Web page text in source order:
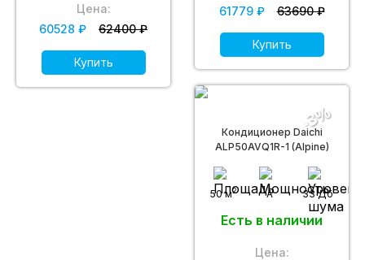
Цена:
60528 ₽
62400 ₽
Купить
61779 ₽
63690 ₽
Купить
Кондиционер Daichi
ALP50AVQ1R-1 (Alpine)
50 м2 A 33 Дб
Есть в наличии
-3%
Цена: